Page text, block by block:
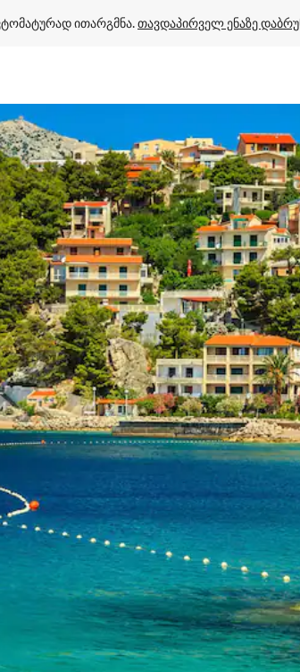
ითარგმნა. თავდაპირველ ენაზე
ზემოთ/ქვემოთ მიმართული ისრებით ან